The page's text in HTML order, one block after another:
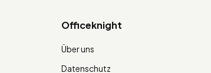
Officeknight
Über uns
Datenschutz